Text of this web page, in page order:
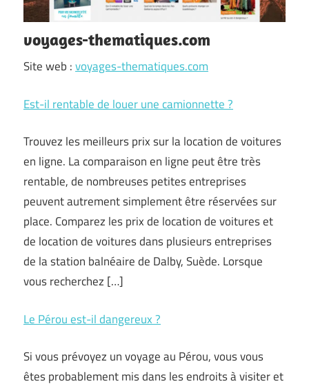
voyages-thematiques.com
Site web :voyages-thematiques.com
Est-il rentable de louer une camionnette ?
Trouvez les meilleurs prix sur la location de voitures
en ligne. La comparaison en ligne peut être très
rentable, de nombreuses petites entreprises
peuvent autrement simplement être réservées sur
place. Comparez les prix de location de voitures et
de location de voitures dans plusieurs entreprises
de la station balnéaire de Dalby, Suède. Lorsque
vous recherchez […]
Le Pérou est-il dangereux ?
Si vous prévoyez un voyage au Pérou, vous vous
êtes probablement mis dans les endroits à visiter et